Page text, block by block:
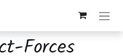
Forces